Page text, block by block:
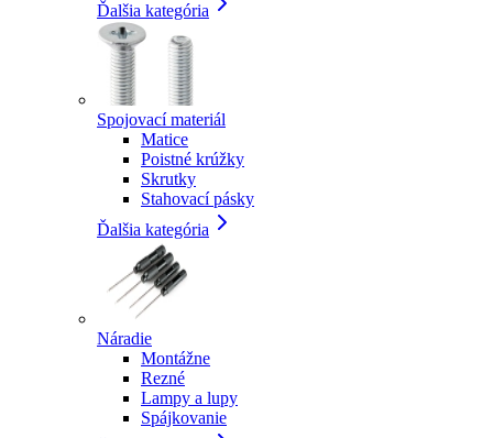
Ďalšia kategória
Spojovací materiál
Matice
Poistné krúžky
Skrutky
Stahovací pásky
Ďalšia kategória
Náradie
Montážne
Rezné
Lampy a lupy
Spájkovanie